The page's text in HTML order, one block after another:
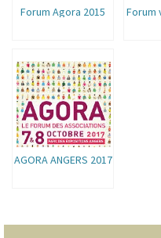
Forum Agora 2015 Forum
AGORA ANGERS 2017